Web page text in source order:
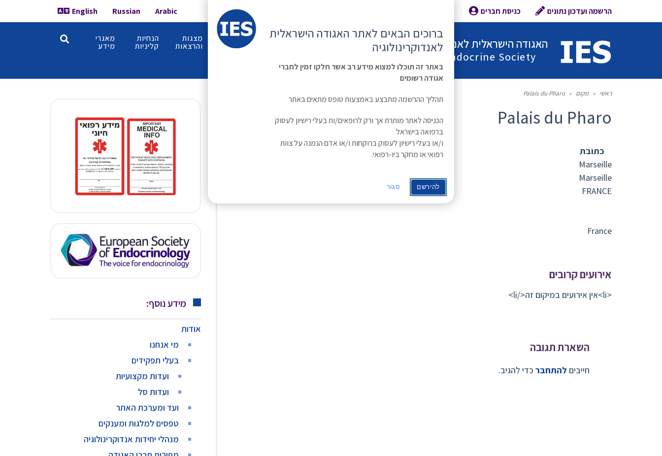
הרשמה ועדכון נתונים כניסת חברים Arabic
Russian
English
האגודה הישראלית לאנדוקרינולוגיה
Israel Endocrine Society
ראשי משולחן מפגשים קורס
מתקדם
מצגות
והרצאות
הנחיות
קליניות
מאגרי
מידע
ראשי » מקום »
Palais du Pharo
Palais du Pharo
כתובת
Marseille
Marseille
FRANCE
France
אירועים קרובים
<li>אין אירועים במיקום זה</li>
השארת תגובה
חייבים להתחבר כדי להגיב.
מידע נוסף:
אודות
מי אנחנו
בעלי תפקידים
ועדות מקצועיות
ועדות סל
ועד ומערכת האתר
טפסים למלגות ומענקים
מנהלי יחידות אנדוקרינולוגיה
ברוכים הבאים לאתר האגודה הישראלית
לאנדוקרינולוגיה
באתר זה תוכלו למצוא מידע רב אשר חלקו זמין לחברי
אגודה רשומים
תהליך ההרשמה מתבצע באמצעות טופס מתאים באתר
הכניסה לאתר מותרת אך ורק לרופאים/ות בעלי רישיון לעסוק
ברפואה בישראל
ו/או בעלי רישיון לעסוק ברוקחות ו/או אדם הנמנה על צוות
רפואי או מחקר ביו-רפואי.
להירשם סגור